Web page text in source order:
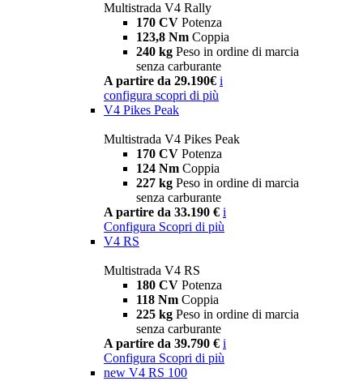
Multistrada V4 Rally
170 CV Potenza
123,8 Nm Coppia
240 kg Peso in ordine di marcia
senza carburante
A partire da 29.190€ i
configura scopri di più
V4 Pikes Peak
Multistrada V4 Pikes Peak
170 CV Potenza
124 Nm Coppia
227 kg Peso in ordine di marcia
senza carburante
A partire da 33.190 € i
Configura Scopri di più
V4 RS
Multistrada V4 RS
180 CV Potenza
118 Nm Coppia
225 kg Peso in ordine di marcia
senza carburante
A partire da 39.790 € i
Configura Scopri di più
new V4 RS 100